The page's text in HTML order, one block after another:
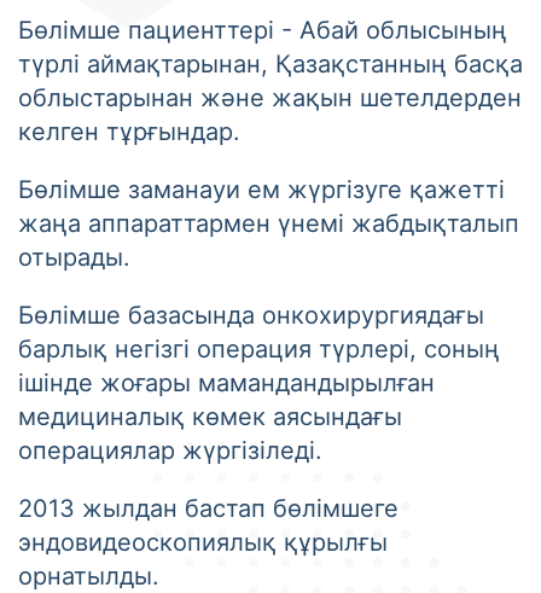
Бөлімше пациенттері - Абай облысының
түрлі аймақтарынан, Қазақстанның басқа
облыстарынан және жақын шетелдерден
келген тұрғындар.
Бөлімше заманауи ем жүргізуге қажетті
жаңа аппараттармен үнемі жабдықталып
отырады.
Бөлімше базасында онкохирургиядағы
барлық негізгі операция түрлері, соның
ішінде жоғары мамандандырылған
медициналық көмек аясындағы
операциялар жүргізіледі.
2013 жылдан бастап бөлімшеге
эндовидеоскопиялық құрылғы
орнатылды.